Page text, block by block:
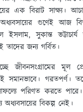
এক বিরাট সাক্ষ্য।
গুণেই আজ
সুকান্ত ভট্টাচার্য
তাদের জন্য গর্বিত।
জীবনসংগ্রামের মূল
গরতপর্ণ।
পরিণত করতে পারে।
বিকল্প নেই।